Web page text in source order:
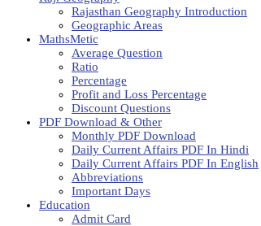
Rajasthan Geography Introduction
Geographic Areas
MathsMetic
Average Question
Ratio
Percentage
Profit and Loss Percentage
Discount Questions
PDF Download & Other
Monthly PDF Download
Daily Current Affairs PDF In Hindi
Daily Current Affairs PDF In English
Abbreviations
Important Days
Education
Admit Card